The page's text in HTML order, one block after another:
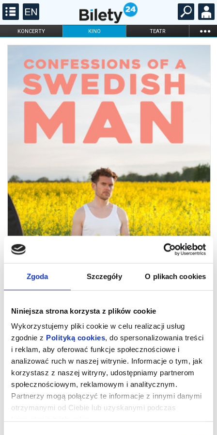
Zgoda Szczegóły O plikach cookies
Niniejsza strona korzysta z plików cookie
Wykorzystujemy pliki cookie w celu realizacji usług
zgodnie z Polityką cookies, do spersonalizowania treści
i reklam, aby oferować funkcje społecznościowe i
analizować ruch w naszej witrynie. Informacje o tym, jak
korzystasz z naszej witryny, udostępniamy partnerom
społecznościowym, reklamowym i analitycznym.
Partnerzy mogą połączyć te informacje z innymi danymi
otrzymanymi od Ciebie lub uzyskanymi podczas
KONCERTY KINO TEATR ...
FILHARMONIA OPERA I BALET
DLA DZIECI
ONLINE KARNETY
23. MDAG: Wyznania szwedzkiego
mężczyzny (Confessions of a
Swedish Man)
(Confessions of a Mole)